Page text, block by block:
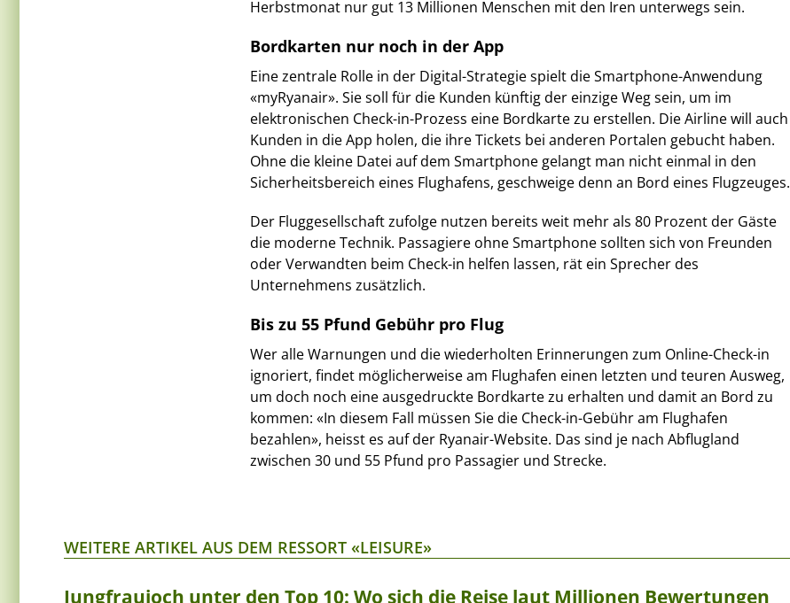
Herbstmonat nur gut 13 Millionen Menschen mit den Iren unterwegs sein.
Bordkarten nur noch in der App
Eine zentrale Rolle in der Digital-Strategie spielt die Smartphone-Anwendung
«myRyanair». Sie soll für die Kunden künftig der einzige Weg sein, um im
elektronischen Check-in-Prozess eine Bordkarte zu erstellen. Die Airline will auch
Kunden in die App holen, die ihre Tickets bei anderen Portalen gebucht haben.
Ohne die kleine Datei auf dem Smartphone gelangt man nicht einmal in den
Sicherheitsbereich eines Flughafens, geschweige denn an Bord eines Flugzeuges.
Der Fluggesellschaft zufolge nutzen bereits weit mehr als 80 Prozent der Gäste
die moderne Technik. Passagiere ohne Smartphone sollten sich von Freunden
oder Verwandten beim Check-in helfen lassen, rät ein Sprecher des
Unternehmens zusätzlich.
Bis zu 55 Pfund Gebühr pro Flug
Wer alle Warnungen und die wiederholten Erinnerungen zum Online-Check-in
ignoriert, findet möglicherweise am Flughafen einen letzten und teuren Ausweg,
um doch noch eine ausgedruckte Bordkarte zu erhalten und damit an Bord zu
kommen: «In diesem Fall müssen Sie die Check-in-Gebühr am Flughafen
bezahlen», heisst es auf der Ryanair-Website. Das sind je nach Abflugland
zwischen 30 und 55 Pfund pro Passagier und Strecke.
WEITERE ARTIKEL AUS DEM RESSORT «LEISURE»
Jungfraujoch unter den Top 10: Wo sich die Reise laut Millionen Bewertungen